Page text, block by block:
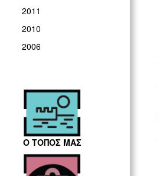
2011
2010
2006
Ο ΤΟΠΟΣ ΜΑΣ